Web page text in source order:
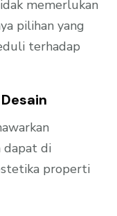
memerlukan
pilihan yang
terhadap
dapat di
properti